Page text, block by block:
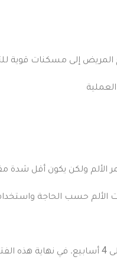
المريض إلى مسكنات قوية
الألم ولكن يكون أقل شدة
عادةً ما يستمر الألم الخفيف إلى المعتدل لمدة